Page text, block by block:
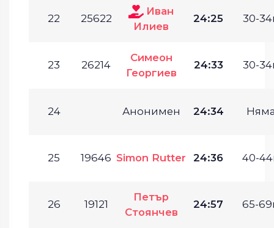
22 25622
Иван
Илиев
24:25 30-
23 26214
Симеон
Георгиев
24:33 30-
24 Анонимен 24:34
25 19646 Simon Rutter 24:36 40-
26 19121
Петър
Стоянчев
24:57 65-